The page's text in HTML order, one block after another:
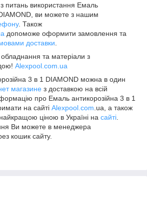
питань використання Емаль
ви можете з нашим
. Також
допоможе оформити замовлення та
доставки
обладнання та матеріали з
Alexpool.com.ua
3 в 1 DIAMOND можна в один
магазине з доставкою на всій
про Емаль антикорозійна 3 в 1
на сайті Alexpool.com .ua, а також
ціною в Україні на сайті
Ви можете в менеджера
кошик сайту.